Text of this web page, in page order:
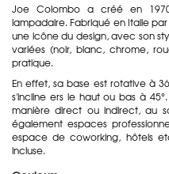
Joe Colombo a créé en
lampadaire. Fabriqué en Italie
une icône du design, avec son
variées (noir, blanc, chrome,
pratique.
En effet, sa base est rotative à
s'incline ers le haut ou bas à
manière direct ou indirect, au
également espaces
espace de coworking, hôtels
incluse.